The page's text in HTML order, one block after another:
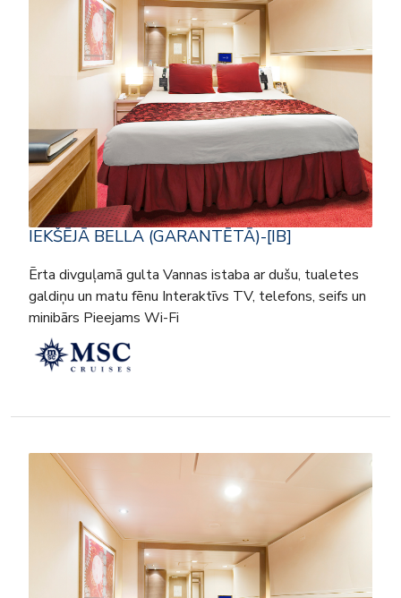
IEKŠĒJĀ BELLA (GARANTĒTĀ)-[IB]
Ērta divguļamā gulta Vannas istaba ar dušu, tualetes
galdiņu un matu fēnu Interaktīvs TV, telefons, seifs un
minibārs Pieejams Wi-Fi